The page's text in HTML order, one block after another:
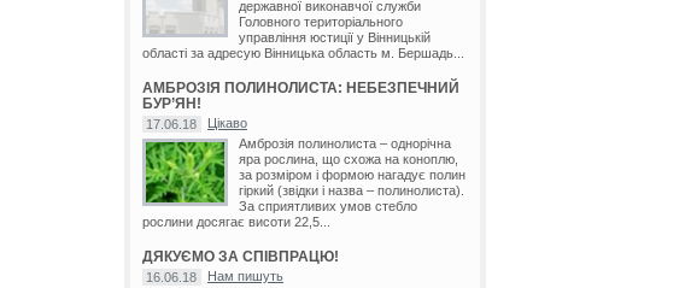
державної виконавчої служби
Головного територіального
управління юстиції у Вінницькій
області за адресую Вінницька область м. Бершадь...
АМБРОЗІЯ ПОЛИНОЛИСТА: НЕБЕЗПЕЧНИЙ
БУР’ЯН!
17.06.18
Цікаво
Амброзія полинолиста – однорічна
яра рослина, що схожа на коноплю,
за розміром і формою нагадує полин
гіркий (звідки і назва – полинолиста).
За сприятливих умов стебло
рослини досягає висоти 22,5...
ДЯКУЄМО ЗА СПІВПРАЦЮ!
16.06.18
Нам пишуть